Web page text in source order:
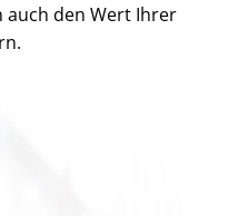
auch den Wert Ihrer